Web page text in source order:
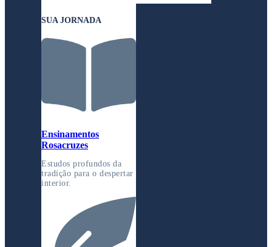
SUA JORNADA
Ensinamentos
Rosacruzes
Estudos profundos da
tradição para o despertar
interior.